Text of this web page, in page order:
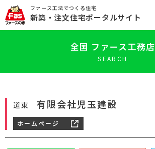
ファース工法でつくる住宅
新築 ・注文住宅ポータルサイト
全国 ファース工務店
SEARCH
道東 有限会社児玉建設
ホームページ